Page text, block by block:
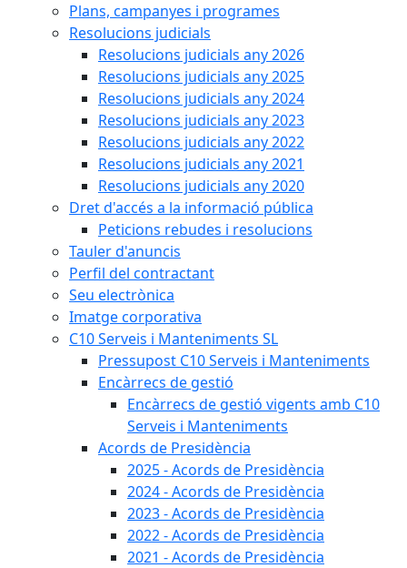
Plans, campanyes i programes
Resolucions judicials
Resolucions judicials any 2026
Resolucions judicials any 2025
Resolucions judicials any 2024
Resolucions judicials any 2023
Resolucions judicials any 2022
Resolucions judicials any 2021
Resolucions judicials any 2020
Dret d'accés a la informació pública
Peticions rebudes i resolucions
Tauler d'anuncis
Perfil del contractant
Seu electrònica
Imatge corporativa
C10 Serveis i Manteniments SL
Pressupost C10 Serveis i Manteniments
Encàrrecs de gestió
Encàrrecs de gestió vigents amb C10
Serveis i Manteniments
Acords de Presidència
2025 - Acords de Presidència
2024 - Acords de Presidència
2023 - Acords de Presidència
2022 - Acords de Presidència
2021 - Acords de Presidència